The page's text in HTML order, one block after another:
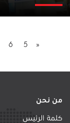
«
5
6
من نحن
كلمة الرئيس